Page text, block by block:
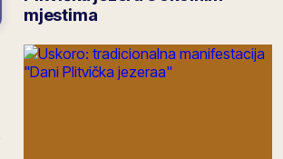
mjestima